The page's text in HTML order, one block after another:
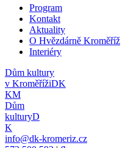
Program
Kontakt
Aktuality
O Hvězdárně Kroměříž
Interiéry
Dům kultury
v KroměřížiDK
KM
Dům
kulturyD
K
info@dk-kromeriz.cz